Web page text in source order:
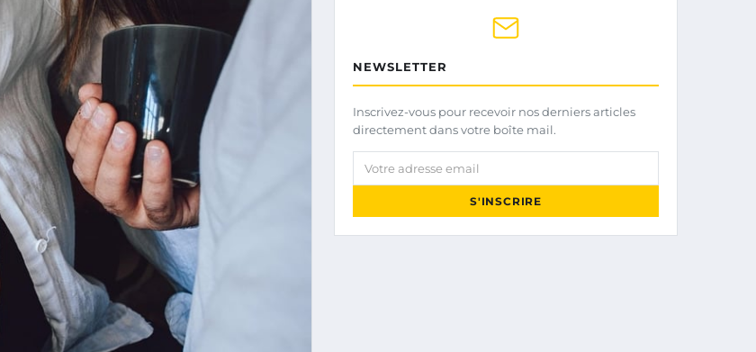
NEWSLETTER
Inscrivez-vous pour recevoir nos derniers articles
directement dans votre boîte mail.
Votre adresse email
S'INSCRIRE